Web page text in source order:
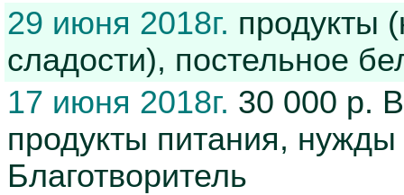
29 июня 2018г. продукты
сладости), постельное
17 июня 2018г. 30 000 р.
продукты питания,
Благотворитель